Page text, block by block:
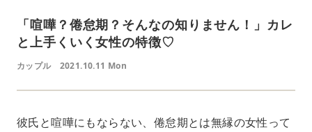
「喧嘩？倦怠期？そんなの知りません！」カレ
と上手くいく女性の特徴♡
カップル 2021.10.11 Mon
彼氏と喧嘩にもならない、倦怠期とは無縁の女性って